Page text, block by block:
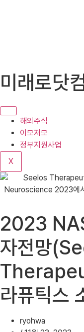
텐
로
기
미래로닷
해외주식
이모저모
정부지원사업
X
2023
자전망
라퓨틱스
ryohwa